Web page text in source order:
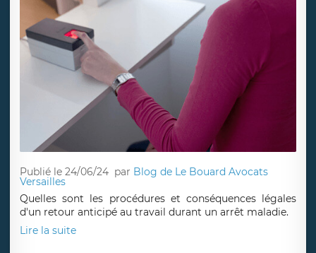
Publié le 24/06/24 par Blog de Le Bouard Avocats
Versailles
Quelles sont les procédures et conséquences légales
d'un retour anticipé au travail durant un arrêt maladie.
Lire la suite